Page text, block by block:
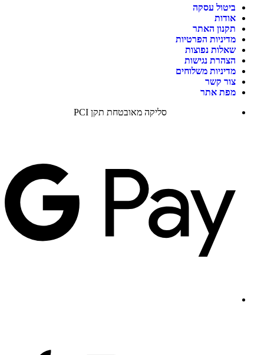
ביטול עסקה
אודות
תקנון האתר
מדיניות הפרטיות
שאלות נפוצות
הצהרת נגישות
מדיניות משלוחים
צור קשר
מפת אתר
סליקה מאובטחת תקן PCI